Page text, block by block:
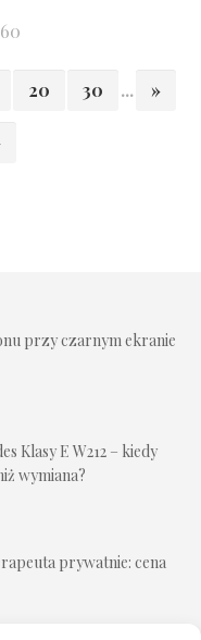
20 30 ... »
przy czarnym ekranie
Klasy E W212 – kiedy
wymiana?
prywatnie: cena